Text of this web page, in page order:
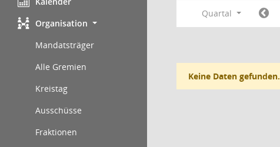
Organisation
Mandatsträger
Alle Gremien
Kreistag
Ausschüsse
Fraktionen
Quartal
Keine Daten gefunden.